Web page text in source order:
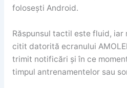
folosești Android.
Răspunsul tactil este fluid,
citit datorită ecranului
trimit notificări și în ce
timpul antrenamentelor sau